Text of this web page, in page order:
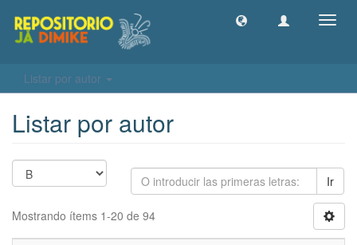
Listar por autor
Listar por autor
Ir
Mostrando ítems 1-20 de 94